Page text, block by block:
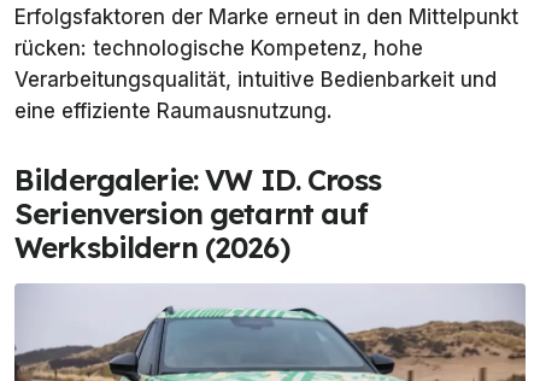
Erfolgsfaktoren der Marke erneut in den Mittelpunkt
rücken: technologische Kompetenz, hohe
Verarbeitungsqualität, intuitive Bedienbarkeit und
eine effiziente Raumausnutzung.
Bildergalerie: VW ID. Cross
Serienversion getarnt auf
Werksbildern (2026)